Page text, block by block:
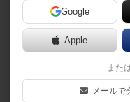
作品説
クリストフ・ルクレー
トニー・ロション（
ゲノス ゲームズ（
Google
Apple
また
メールで